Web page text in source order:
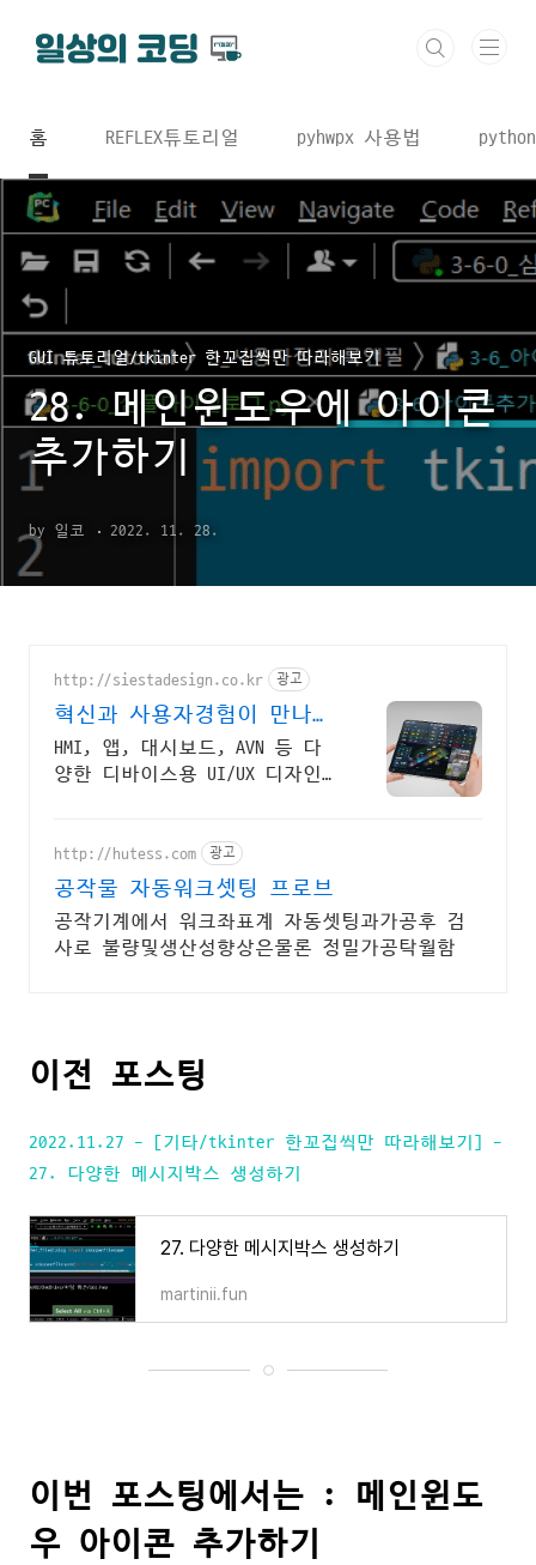
홈 REFLEX튜토리얼 pyhwpx 사용법
GUI 튜토리얼/tkinter 한꼬집씩만 따라해보기
28. 메인윈도우에 아이콘
추가하기
by 일코 2022. 11. 28.
http://siestadesign.co.kr 광고
혁신과 사용자경험이 만나는
곳 다양한 포트폴리오
HMI, 앱, 대시보드, AVN 등 다
양한 디바이스용 UI/UX 디자인
http://hutess.com 광고
공작물 자동워크셋팅 프로브
공작기계에서 워크좌표계 자동셋팅과가공후 검
사로 불량및생산성향상은물론 정밀가공탁월함
이전 포스팅
2022.11.27 - [기타/tkinter 한꼬집씩만 따라해보기] -
27. 다양한 메시지박스 생성하기
27. 다양한 메시지박스 생성하기
martinii.fun
이번 포스팅에서는 : 메인윈도
우 아이콘 추가하기